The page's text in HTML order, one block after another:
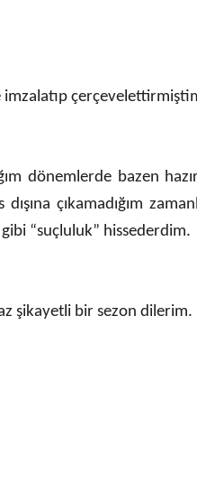
dönemlerde bazen
çıkamadığım
“suçluluk” hissederdim.
şikayetli bir sezon dilerim.